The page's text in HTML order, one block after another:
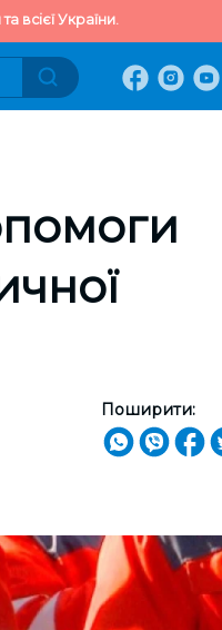
всієї України.
Поширити: